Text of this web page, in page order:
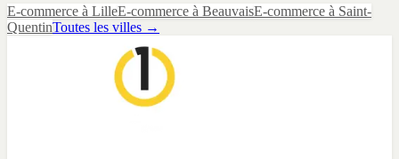
E-commerce à LilleE-commerce à BeauvaisE-commerce à Saint-
QuentinToutes les villes →